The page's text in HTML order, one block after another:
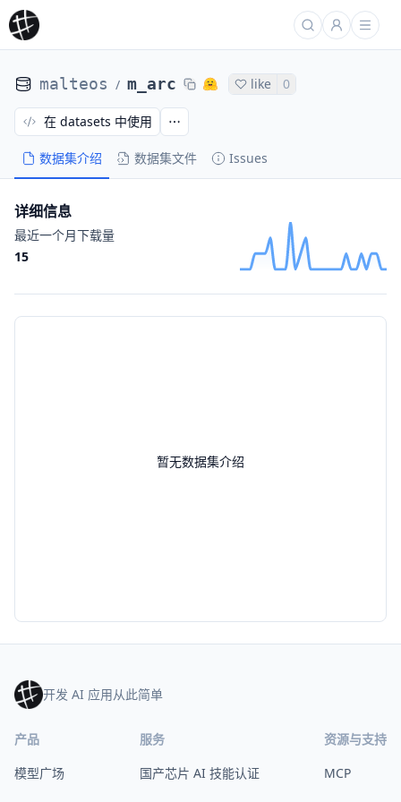
malteos / m_arc like 0
数据集介绍 数据集文件 Issues
在 datasets 中使用
暂无数据集介绍
详细信息
最近一个月下载量
15
开发 AI 应用从此简单
产品
模型广场
服务
国产芯片 AI 技能认证
资源与支持
MCP